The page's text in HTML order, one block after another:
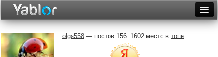
Неделя
olga558 — постов 156. 1602 место в топе